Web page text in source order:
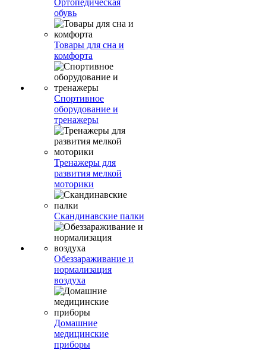
Ортопедическая
обувь
Товары для сна и
комфорта
Спортивное
оборудование и
тренажеры
Тренажеры для
развития мелкой
моторики
Скандинавские палки
Обеззараживание и
нормализация
воздуха
Домашние
медицинские
приборы